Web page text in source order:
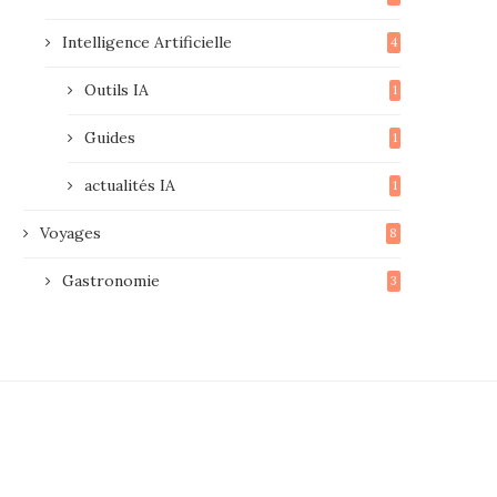
Intelligence Artificielle 4
Outils IA 1
Guides 1
actualités IA 1
Voyages 8
Gastronomie 3